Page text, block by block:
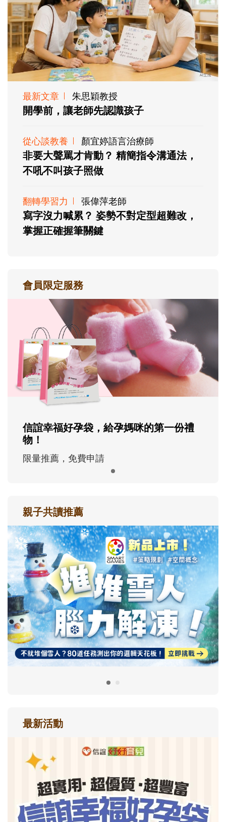
最新文章 朱思穎教授
開學前，讓老師先認識孩子
從心談教養 顏宜婷語言治療師
非要大聲罵才肯動？ 精簡指令溝通法，
不吼不叫孩子照做
翻轉學習力 張偉萍老師
寫字沒力喊累？ 姿勢不對定型超難改，
掌握正確握筆關鍵
會員限定服務
信誼幸福好孕袋，給孕媽咪的第一份禮
物！
限量推薦，免費申請
親子共讀推薦
最新活動